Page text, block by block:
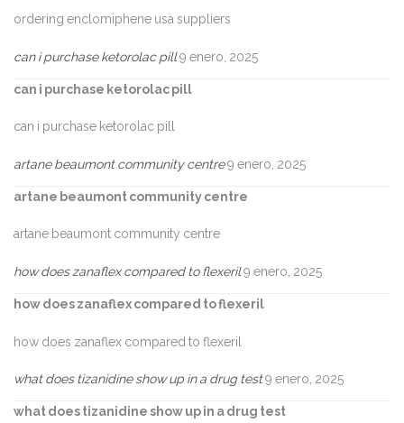
ordering enclomiphene usa suppliers
can i purchase ketorolac pill9 enero, 2025
can i purchase ketorolac pill
can i purchase ketorolac pill
artane beaumont community centre9 enero, 2025
artane beaumont community centre
artane beaumont community centre
how does zanaflex compared to flexeril9 enero, 2025
how does zanaflex compared to flexeril
how does zanaflex compared to flexeril
what does tizanidine show up in a drug test9 enero, 2025
what does tizanidine show up in a drug test